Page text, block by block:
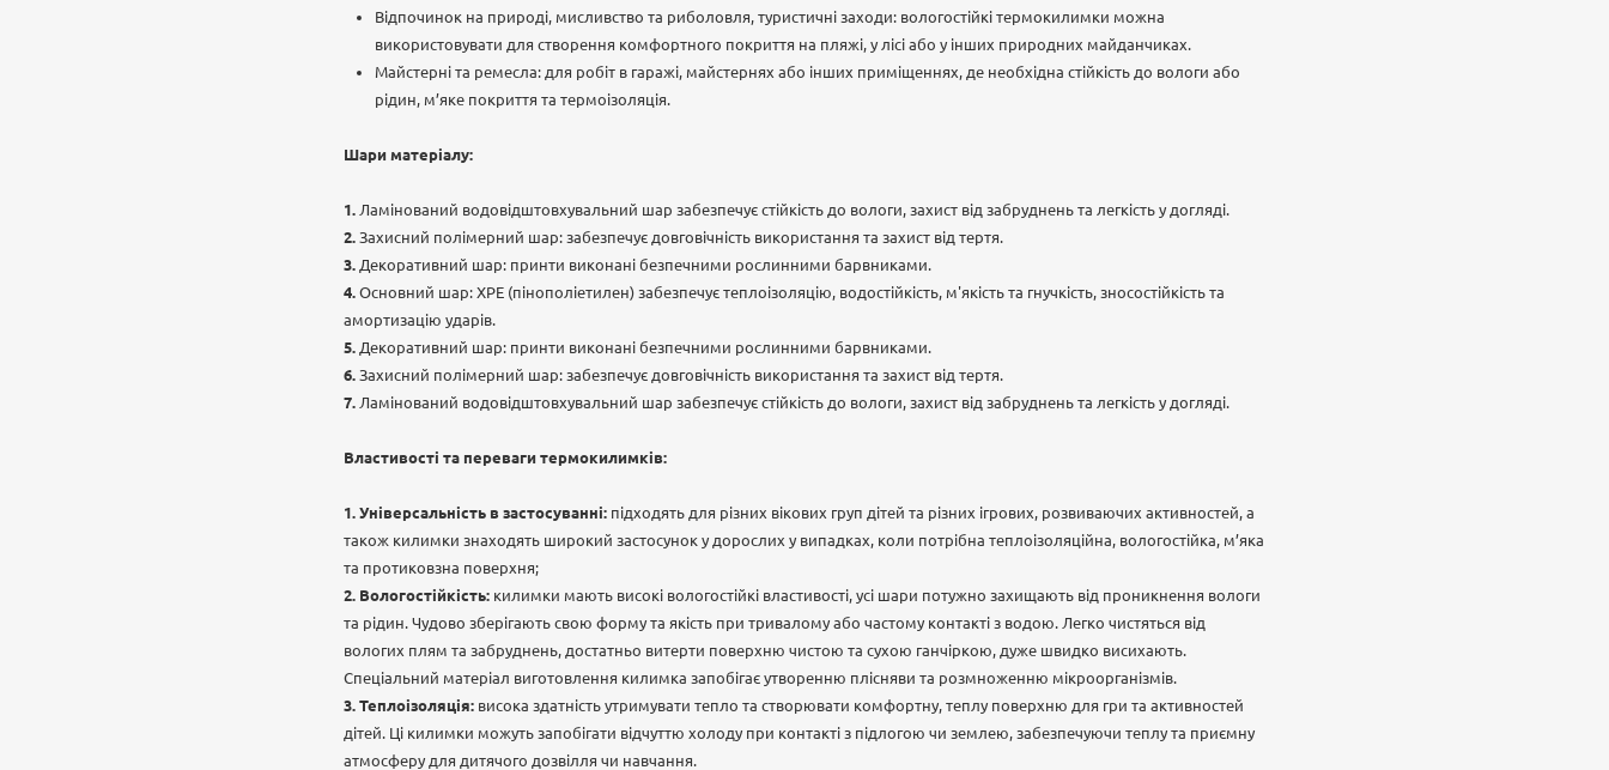
Відпочинок на природі, мисливство та риболовля, туристичні заходи: вологостійкі термокилимки можна
використовувати для створення комфортного покриття на пляжі, у лісі або у інших природних майданчиках.
Майстерні та ремесла: для робіт в гаражі, майстернях або інших приміщеннях, де необхідна стійкість до вологи або
рідин, м’яке покриття та термоізоляція.
Шари матеріалу:
Ламінований водовідштовхувальний шар забезпечує стійкість до вологи, захист від забруднень та легкість у догляді.
Захисний полімерний шар: забезпечує довговічність використання та захист від тертя.
Декоративний шар: принти виконані безпечними рослинними барвниками.
Основний шар: ХРЕ (пінополіетилен) забезпечує теплоізоляцію, водостійкість, м'якість та гнучкість, зносостійкість та
амортизацію ударів.
Декоративний шар: принти виконані безпечними рослинними барвниками.
Захисний полімерний шар: забезпечує довговічність використання та захист від тертя.
Ламінований водовідштовхувальний шар забезпечує стійкість до вологи, захист від забруднень та легкість у догляді.
Властивості та переваги термокилимків:
Універсальність в застосуванні: підходять для різних вікових груп дітей та різних ігрових, розвиваючих активностей, а
також килимки знаходять широкий застосунок у дорослих у випадках, коли потрібна теплоізоляційна, вологостійка, м’яка
та протиковзна поверхня;
Вологостійкість: килимки мають високі вологостійкі властивості, усі шари потужно захищають від проникнення вологи
та рідин. Чудово зберігають свою форму та якість при тривалому або частому контакті з водою. Легко чистяться від
вологих плям та забруднень, достатньо витерти поверхню чистою та сухою ганчіркою, дуже швидко висихають.
Спеціальний матеріал виготовлення килимка запобігає утворенню плісняви та розмноженню мікроорганізмів.
Теплоізоляція: висока здатність утримувати тепло та створювати комфортну, теплу поверхню для гри та активностей
дітей. Ці килимки можуть запобігати відчуттю холоду при контакті з підлогою чи землею, забезпечуючи теплу та приємну
атмосферу для дитячого дозвілля чи навчання.